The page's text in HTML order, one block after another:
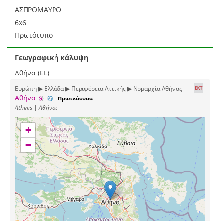
ΑΣΠΡΟΜΑΥΡΟ
6x6
Πρωτότυπο
Γεωγραφική κάλυψη
Αθήνα (EL)
Ευρώπη ▶ Ελλάδα ▶ Περιφέρεια Αττικής ▶ Νομαρχία Αθήνας
Αθήνα Πρωτεύουσα
Athens | Αθήναι
+
−